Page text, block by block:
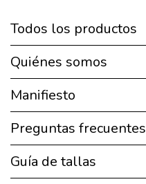
Todos los productos
Quiénes somos
Manifiesto
Preguntas frecuentes
Guía de tallas